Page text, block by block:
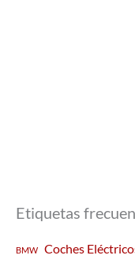
Etiquetas
BMW
Coches